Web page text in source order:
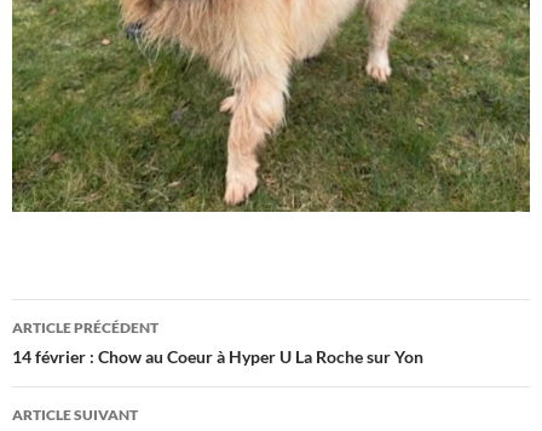
Navigation
des
articles
ARTICLE PRÉCÉDENT
14 février : Chow au Coeur à Hyper U La Roche sur Yon
ARTICLE SUIVANT